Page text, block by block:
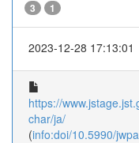
3 1
2023-12-28 17:13:01
https://
char/ja/
(info:doi/10.5990/